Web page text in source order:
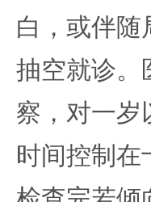
白，或伴随
抽空就诊。
察，对一岁
时间控制在